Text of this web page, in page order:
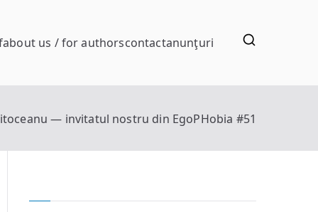
about us / for authorscontactanunţuri
— invitatul nostru din EgoPHobia #51